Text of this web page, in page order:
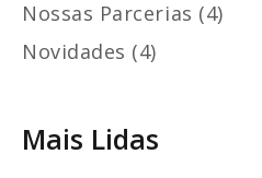
Nossas Parcerias (4)
Novidades (4)
Mais Lidas